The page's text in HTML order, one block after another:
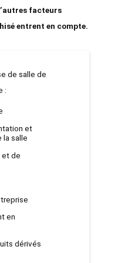
de salle de
:
et
la salle
et de
en
dérivés
facteurs
entrent en compte.